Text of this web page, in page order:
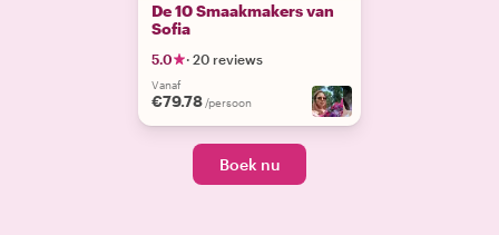
De 10 Smaakmakers van
Sofia
5.0 · 20 reviews
Vanaf
€79.78 /persoon
Boek nu